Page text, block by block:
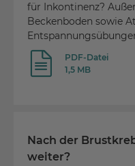
PDF-Datei
1,5 MB
für Inkontinenz?
Beckenboden sowie
Nach der
weiter?